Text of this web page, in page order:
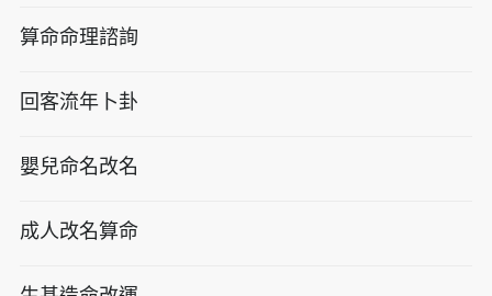
算命命理諮詢
回客流年卜卦
嬰兒命名改名
成人改名算命